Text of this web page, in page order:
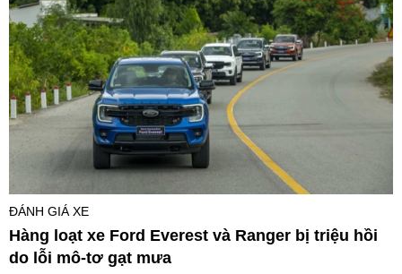
ĐÁNH GIÁ XE
Hàng loạt xe Ford Everest và Ranger bị triệu hồi
do lỗi mô-tơ gạt mưa